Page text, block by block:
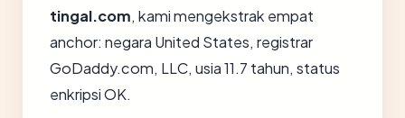
tingal.com, kami mengekstrak empat
anchor: negara United States, registrar
GoDaddy.com, LLC, usia 11.7 tahun, status
enkripsi OK.